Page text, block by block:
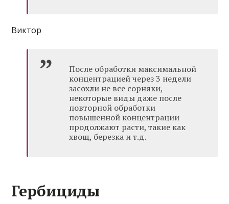
Виктор
После обработки максимальной
концентрацией через 3 недели
засохли не все сорняки,
некоторые виды даже после
повторной обработки
повышенной концентрации
продолжают расти, такие как
хвощ, березка и т.д.
Гербициды